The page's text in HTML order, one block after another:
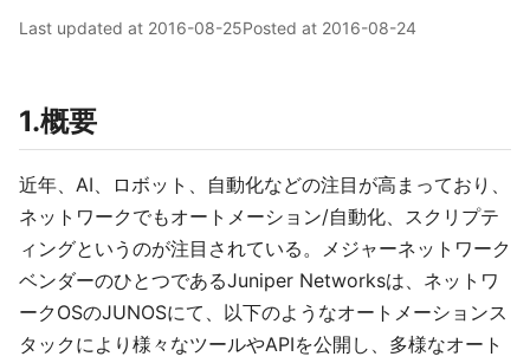
Last updated at 2016-08-25Posted at 2016-08-24
1.概要
近年、AI、ロボット、自動化などの注目が高まっており、
ネットワークでもオートメーション/自動化、スクリプテ
ィングというのが注目されている。メジャーネットワーク
ベンダーのひとつであるJuniper Networksは、ネットワ
ークOSのJUNOSにて、以下のようなオートメーションス
タックにより様々なツールやAPIを公開し、多様なオート